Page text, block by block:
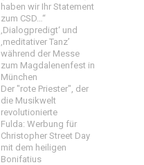
haben wir Ihr Statement
zum CSD…“
‚Dialogpredigt‘ und
‚meditativer Tanz’
während der Messe
zum Magdalenenfest in
München
Der "rote Priester", der
die Musikwelt
revolutionierte
Fulda: Werbung für
Christopher Street Day
mit dem heiligen
Bonifatius